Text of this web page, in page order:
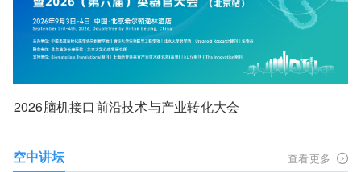
2026脑机接口前沿技术与产业转化大会
空中讲坛 查看更多